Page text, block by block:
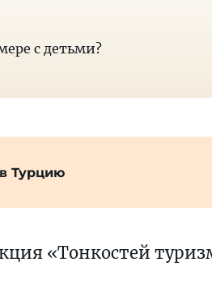
с детьми?
в Турцию
«Тонкостей